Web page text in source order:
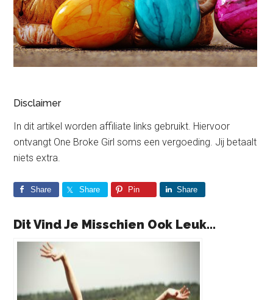
Disclaimer
In dit artikel worden affiliate links gebruikt. Hiervoor
ontvangt One Broke Girl soms een vergoeding. Jij betaalt
niets extra.
Share Share Pin Share
Dit Vind Je Misschien Ook Leuk...